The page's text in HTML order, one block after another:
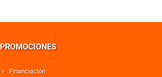
PROMOCIONES
Financiación